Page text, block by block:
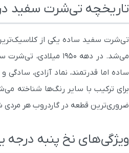
تاریخچه تی‌شرت سفید
تی‌شرت سفید ساده یکی از
می‌شد. در دهه ۱۹۵۰
ساده اما قدرتمند، نماد آزادی،
برای ترکیب با سایر رنگ‌ها شناخته
ضروری‌ترین قطعه در گاردروب هر
ویژگی‌های نخ پنبه درجه